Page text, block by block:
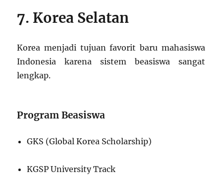
7. Korea Selatan
Korea menjadi tujuan favorit baru mahasiswa
Indonesia karena sistem beasiswa sangat
lengkap.
Program Beasiswa
GKS (Global Korea Scholarship)
KGSP University Track